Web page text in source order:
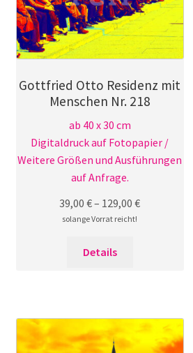
Gottfried Otto Residenz mit
Menschen Nr. 218
ab 40 x 30 cm
Digitaldruck auf Fotopapier /
Weitere Größen und Ausführungen
auf Anfrage.
39,00€– 129,00€
solange Vorrat reicht!
Details
auf.
Die